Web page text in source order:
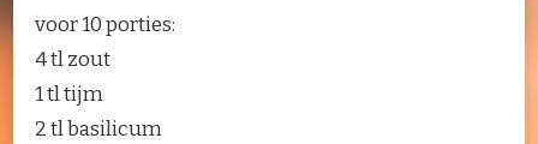
voor 10 porties:
4 tl zout
1 tl tijm
2 tl basilicum